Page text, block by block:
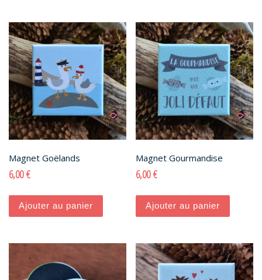
Magnet Goëlands
6,00€
Ajouter au panier
Magnet Gourmandise
6,00€
Ajouter au panier